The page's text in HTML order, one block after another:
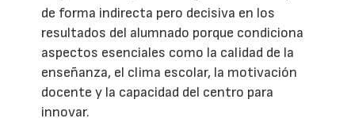
de forma indirecta pero decisiva en los
resultados del alumnado porque condiciona
aspectos esenciales como la calidad de la
enseñanza, el clima escolar, la motivación
docente y la capacidad del centro para
innovar.